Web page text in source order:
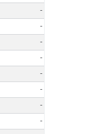
-
-
-
-
-
-
-
-